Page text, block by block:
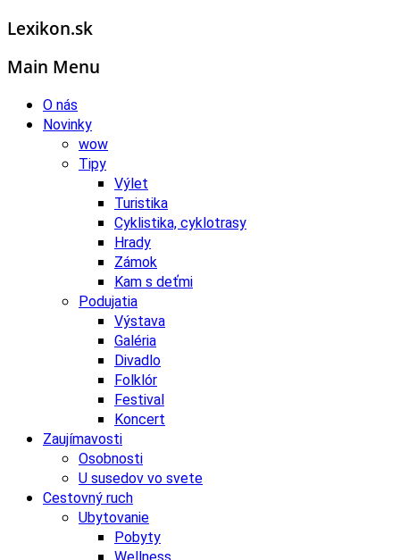
Lexikon.sk
Main Menu
O nás
Novinky
wow
Tipy
Výlet
Turistika
Cyklistika, cyklotrasy
Hrady
Zámok
Kam s deťmi
Podujatia
Výstava
Galéria
Divadlo
Folklór
Festival
Koncert
Zaujímavosti
Osobnosti
U susedov vo svete
Cestovný ruch
Ubytovanie
Pobyty